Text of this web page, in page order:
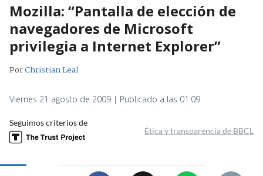
Mozilla: “Pantalla de elección de
navegadores de Microsoft
privilegia a Internet Explorer”
PorChristian Leal
Viernes 21 agosto de 2009 | Publicado a las 01:09
Seguimos criterios de
Ética y transparencia de BBCL